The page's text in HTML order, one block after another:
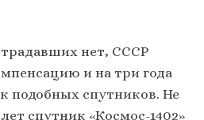
нет, СССР
и на три года
подобных спутников. Не
спутник «Космос-1402»